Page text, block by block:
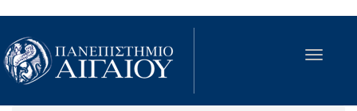
Παράκαμψη προς το κυρίως περιεχόμενο
Toggle